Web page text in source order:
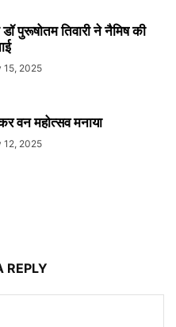
पुरूषोतम तिवारी ने नैमिष की
15, 2025
वन महोत्सव मनाया
12, 2025
REPLY